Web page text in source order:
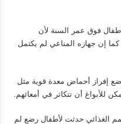
فوق عمر السنة لأن
إن جهازه المناعي لم يكتمل
إفراز أحماض معدة قوية مثل
للأبواغ أن تتكاثر في أمعائهم.
الغذائي حدثت لأطفال رضع لم